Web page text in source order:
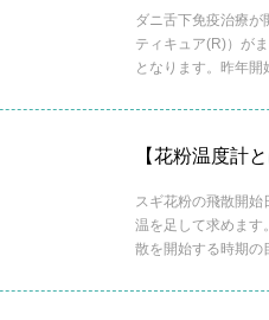
ダニ舌下免疫治療が
ティキュア(R)）が
となります。昨年開
【花粉温度計と
スギ花粉の飛散開
温を足して求めま
散を開始する時期の